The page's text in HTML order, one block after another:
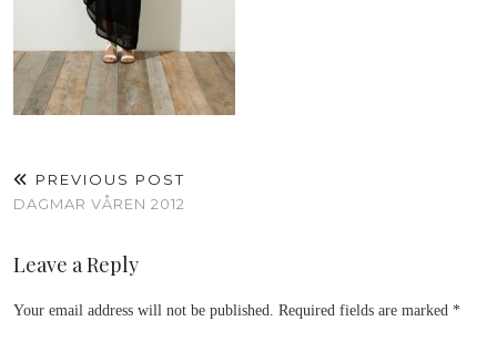
PREVIOUS POST
DAGMAR VÅREN 2012
Leave a Reply
Your email address will not be published. Required fields are marked *